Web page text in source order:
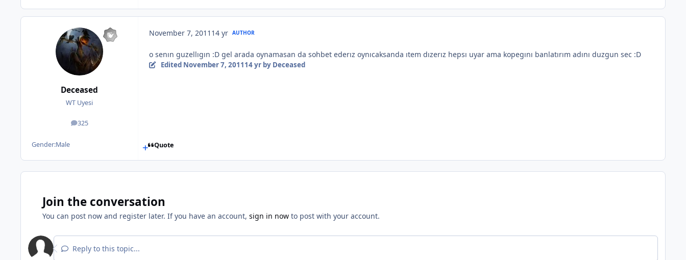
Deceased
WT Uyesi
325
posts
Gender:Male
November 7, 2011 14 yr AUTHOR
o senın guzellıgın :D gel arada oynamasan da sohbet ederız oynıcaksanda ıtem dızerız hepsı uyar ama kopegını banlatırım adını duzgun sec :D
Edited November 7, 201114 yrby Deceased
Quote
Join the conversation
You can post now and register later. If you have an account, sign in now to post with your account.
Reply to this topic...